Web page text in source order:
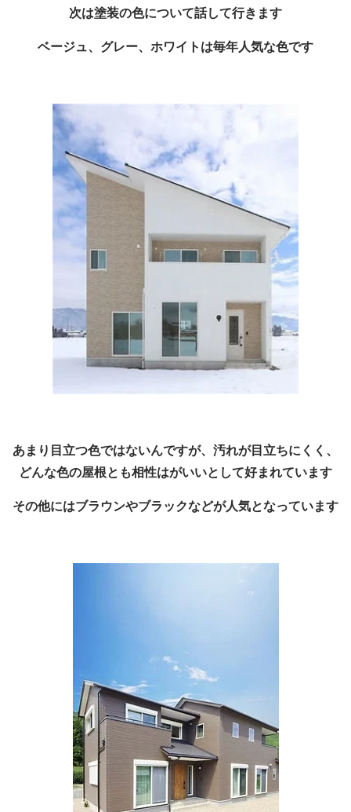
次は塗装の色について話して行きます
ベージュ、グレー、ホワイトは毎年人気な色です
あまり目立つ色ではないんですが、汚れが目立ちにくく、
どんな色の屋根とも相性はがいいとして好まれています
その他にはブラウンやブラックなどが人気となっています